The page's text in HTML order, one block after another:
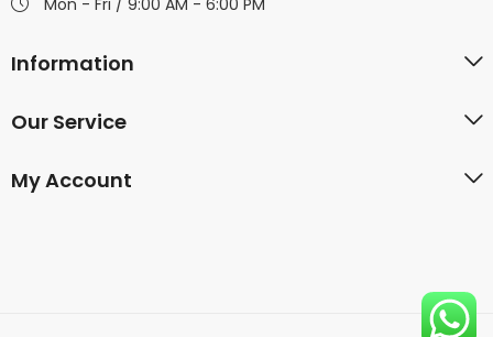
Mon - Fri / 9:00 AM - 6:00 PM
Information
Our Service
My Account